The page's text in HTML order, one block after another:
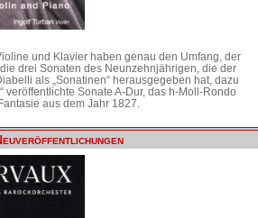
und Klavier haben genau den Umfang, der
drei Sonaten des Neunzehnjährigen, die der
als „Sonatinen“ herausgegeben hat, dazu
veröffentlichte Sonate A-Dur, das h-Moll-Rondo
aus dem Jahr 1827.